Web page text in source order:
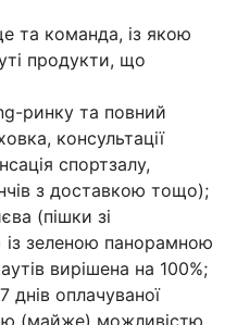
та команда, із якою
продукти, що
ринку та повний
консультації
спортзалу,
з доставкою тощо);
(пішки зі
із зеленою панорамною
вирішена на 100%;
днів оплачуваної
(майже) можливістю